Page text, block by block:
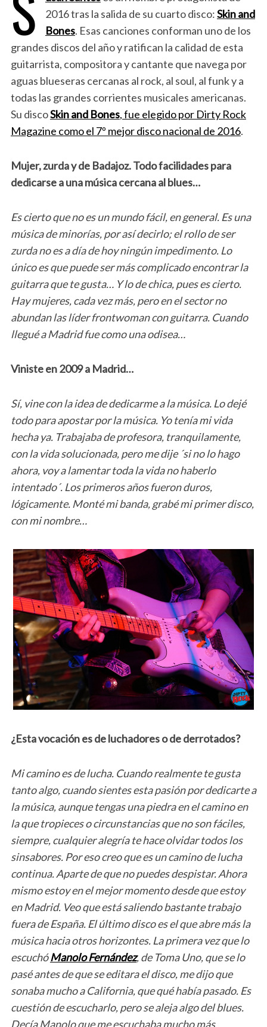
2016 tras la salida de su cuarto disco:Skin and
Bones. Esas canciones conforman uno de los
grandes discos del año y ratifican la calidad de esta
guitarrista, compositora y cantante que navega por
aguas blueseras cercanas al rock, al soul, al funk y a
todas las grandes corrientes musicales americanas.
Su discoSkin and Bones, fue elegido por Dirty Rock
Magazine como el 7º mejor disco nacional de 2016.
Mujer, zurda y de Badajoz. Todo facilidades para
dedicarse a una música cercana al blues…
Es cierto que no es un mundo fácil, en general. Es una
música de minorías, por así decirlo; el rollo de ser
zurda no es a día de hoy ningún impedimento. Lo
único es que puede ser más complicado encontrar la
guitarra que te gusta… Y lo de chica, pues es cierto.
Hay mujeres, cada vez más, pero en el sector no
abundan las líder frontwoman con guitarra. Cuando
llegué a Madrid fue como una odisea…
Viniste en 2009 a Madrid…
Sí, vine con la idea de dedicarme a la música. Lo dejé
todo para apostar por la música. Yo tenía mi vida
hecha ya. Trabajaba de profesora, tranquilamente,
con la vida solucionada, pero me dije ´si no lo hago
ahora, voy a lamentar toda la vida no haberlo
intentado´. Los primeros años fueron duros,
lógicamente. Monté mi banda, grabé mi primer disco,
con mi nombre…
¿Esta vocación es de luchadores o de derrotados?
Mi camino es de lucha. Cuando realmente te gusta
tanto algo, cuando sientes esta pasión por dedicarte a
la música, aunque tengas una piedra en el camino en
la que tropieces o circunstancias que no son fáciles,
siempre, cualquier alegría te hace olvidar todos los
sinsabores. Por eso creo que es un camino de lucha
continua. Aparte de que no puedes despistar. Ahora
mismo estoy en el mejor momento desde que estoy
en Madrid. Veo que está saliendo bastante trabajo
fuera de España. El último disco es el que abre más la
música hacia otros horizontes. La primera vez que lo
escuchóManolo Fernández, de Toma Uno, que se lo
pasé antes de que se editara el disco, me dijo que
sonaba mucho a California, que qué había pasado. Es
cuestión de escucharlo, pero se aleja algo del blues.
Decía Manolo que me escuchaba mucho más